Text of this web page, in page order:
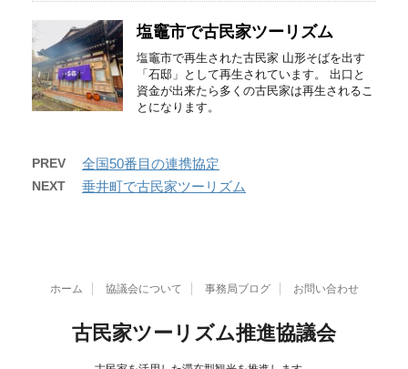
塩竈市で古民家ツーリズム
塩竈市で再生された古民家 山形そばを出す
「石邸」として再生されています。 出口と
資金が出来たら多くの古民家は再生されるこ
とになります。
PREV 全国50番目の連携協定
NEXT 垂井町で古民家ツーリズム
ホーム 協議会について 事務局ブログ お問い合わせ
古民家ツーリズム推進協議会